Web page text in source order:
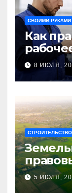
СВОИМИ РУКАМИ
Как
8 ИЮЛЯ,
СТРОИТЕЛЬСТВО
5 ИЮЛЯ,